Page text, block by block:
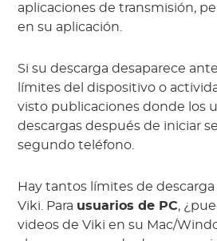
aplicaciones de transmisión,
en su aplicación.
Si su descarga desaparece
límites del dispositivo o
visto publicaciones donde los
descargas después de iniciar
segundo teléfono.
Hay tantos límites de
Viki. Para usuarios de PC,
videos de Viki en su Mac/